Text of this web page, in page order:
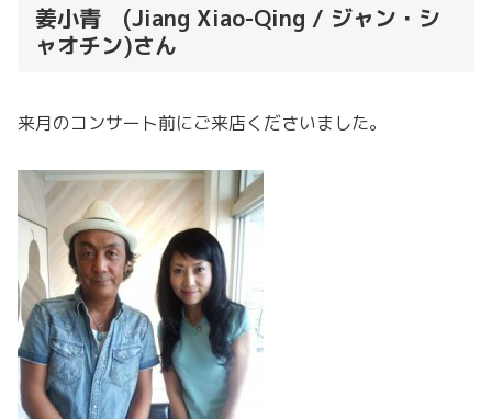
姜小青 (Jiang Xiao-Qing / ジャン・シ
ャオチン)さん
来月のコンサート前にご来店くださいました。